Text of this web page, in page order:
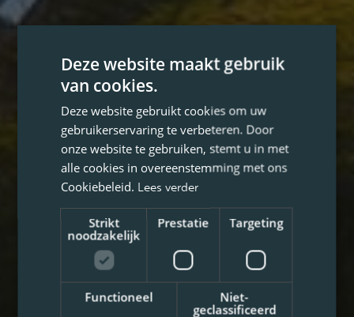
Deze website maakt gebruik
van cookies.
Deze website gebruikt cookies om uw
gebruikerservaring te verbeteren. Door
onze website te gebruiken, stemt u in met
alle cookies in overeenstemming met ons
Cookiebeleid. Lees verder
Strikt
noodzakelijk
Prestatie Targeting
Functioneel
Niet-
geclassificeerd